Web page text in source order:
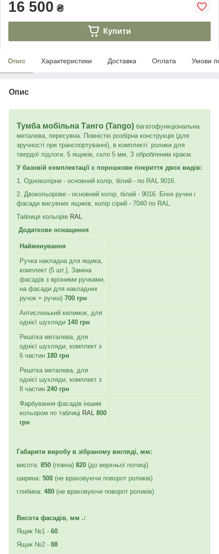
16 500 ₴
Купити
Опис Характеристики Доставка Оплата Умови
Опис
Тумба мобільна Танго (Tango) багатофункціональна
металева, пересувна. Повністю розбірна конструкція (для
зручності при транспортуванні), в комплекті: ролики для
твердої підлоги, 5 ящиків, скло 5 мм, З обробленим краєм.
У базовій комплектації є порошкове покриття двох видів:
1. Одноколірне - основний колір, білий - по RAL 9016.
2. Двокольорове - основний колір, білий - 9016. Бічні ручки і
фасади висувних ящиків, колір сірий - 7040 по RAL.
Таблиця кольорів RAL
Додаткове оснащення
Найменування
Ручка накладна для ящика,
комплект (5 шт.), Заміна
фасадів з врізними ручками,
на фасади для накладних
ручок + ручки) 700 грн
Антислизький килимок, для
однієї шухляди 140 грн
Решітка металева, для
однієї шухляди, комплект з
6 частин 180 грн
Решітка металева, для
однієї шухляди, комплект з
8 частин 240 грн
Фарбування фасадів іншим
кольором по таблиці RAL
800
грн
Габарити виробу в зібраному вигляді, мм:
висота: 850 (повна) 820 (до верхньої полиці)
ширина: 500 (не враховуючи поворот роликів)
глибина: 480 (не враховуючи поворот роликів)
Висота фасадів, мм .:
Ящик №1 - 60
Ящик №2 - 88